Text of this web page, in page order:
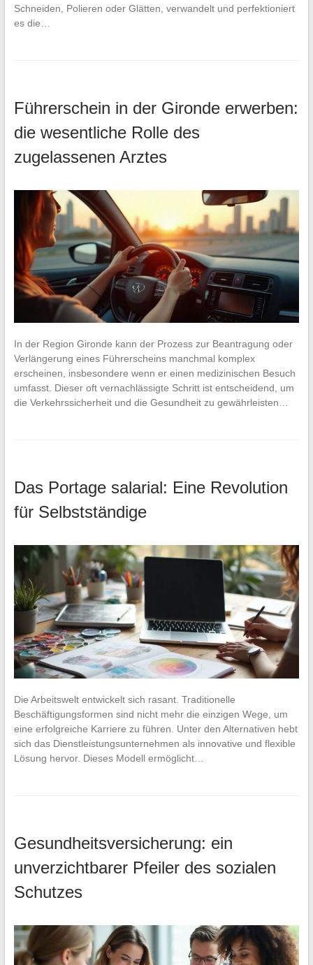
Schneiden, Polieren oder Glätten, verwandelt und perfektioniert
es die…
Führerschein in der Gironde erwerben:
die wesentliche Rolle des
zugelassenen Arztes
In der Region Gironde kann der Prozess zur Beantragung oder
Verlängerung eines Führerscheins manchmal komplex
erscheinen, insbesondere wenn er einen medizinischen Besuch
umfasst. Dieser oft vernachlässigte Schritt ist entscheidend, um
die Verkehrssicherheit und die Gesundheit zu gewährleisten…
Das Portage salarial: Eine Revolution
für Selbstständige
Die Arbeitswelt entwickelt sich rasant. Traditionelle
Beschäftigungsformen sind nicht mehr die einzigen Wege, um
eine erfolgreiche Karriere zu führen. Unter den Alternativen hebt
sich das Dienstleistungsunternehmen als innovative und flexible
Lösung hervor. Dieses Modell ermöglicht…
Gesundheitsversicherung: ein
unverzichtbarer Pfeiler des sozialen
Schutzes